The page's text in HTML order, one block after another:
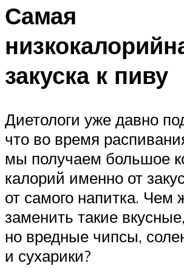
Самая
закуска к пиву
Диетологи уже давно
что во время
мы получаем большое
калорий именно от
от самого напитка. Чем
заменить такие вкусные,
но вредные чипсы,
и сухарики?